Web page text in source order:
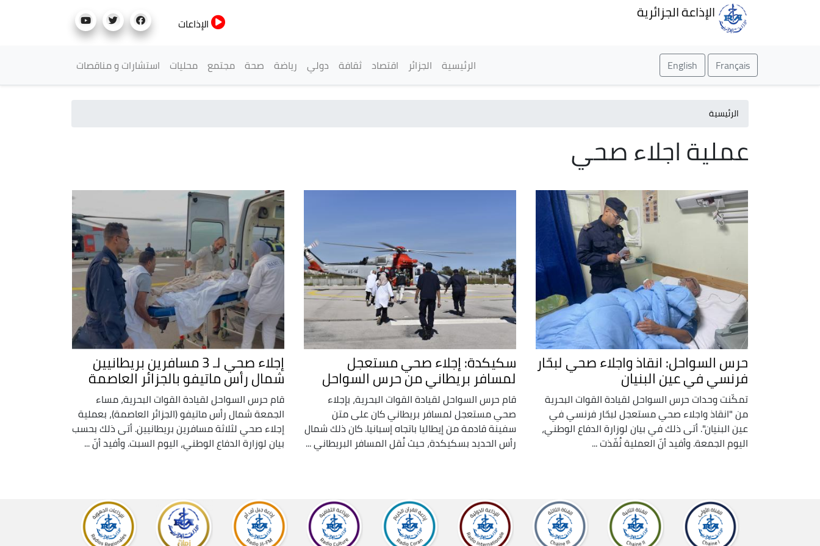
الإذاعة الجزائرية
الإذاعات
Français
English القائمة الرئيسية
الرئيسية الجزائر اقتصاد ثقافة دولي رياضة صحة مجتمع محليات استشارات و مناقصات
الرئيسية
عملية اجلاء صحي
حرس السواحل: انقاذ واجلاء صحي لبحّار
فرنسي في عين البنيان
تمكّنت وحدات حرس السواحل لقيادة القوات البحرية
من "انقاذ واجلاء صحي مستعجل لبحّار فرنسي في
عين البنيان". أتى ذلك في بيان لوزارة الدفاع الوطني،
اليوم الجمعة. وأفيد أنّ العملية نُفّذت ...
سكيكدة: إجلاء صحي مستعجل
لمسافر بريطاني من حرس السواحل
قام حرس السواحل لقيادة القوات البحرية، بإجلاء
صحي مستعجل لمسافر بريطاني كان على متن
سفينة قادمة من إيطاليا باتجاه إسبانيا. كان ذلك شمال
رأس الحديد بسكيكدة، حيث نُقل المسافر البريطاني ...
إجلاء صحي لـ 3 مسافرين بريطانيين
شمال رأس ماتيفو بالجزائر العاصمة
قام حرس السواحل لقيادة القوات البحرية، مساء
الجمعة شمال رأس ماتيفو (الجزائر العاصمة)، بعملية
إجلاء صحي لثلاثة مسافرين بريطانيين. أتى ذلك بحسب
بيان لوزارة الدفاع الوطني، اليوم السبت. وأفيد أنّ ...